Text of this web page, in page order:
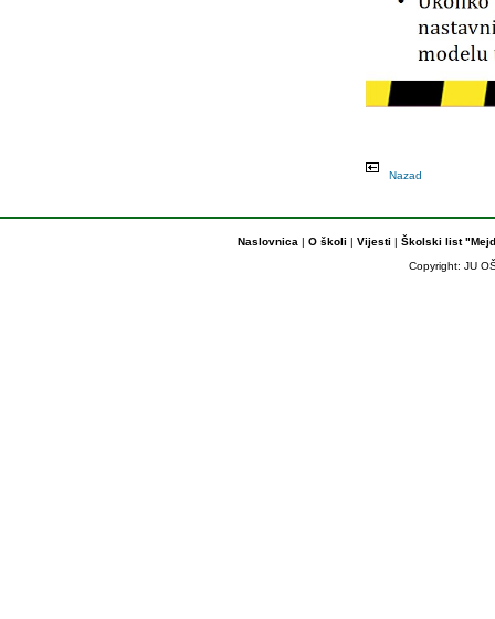
Nazad
Naslovnica | O školi | Vijesti | Školski list
Copyright: JU